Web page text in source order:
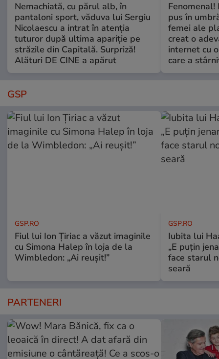
Nemachiată, cu părul alb, în
pantaloni sport, văduva lui Sergiu
Nicolaescu a intrat în atenția
tuturor după ultima apariție pe
străzile din Capitală. Surpriză!
Alături DE CINE a apărut
pus în
femei ale
creat o
internet cu
care a
GSP
GSP.RO
Fiul lui Ion Țiriac a văzut imaginile
cu Simona Halep în loja de la
Wimbledon: „Ai reușit!”
GSP.RO
Iubita lui
„E puțin
face starul
seară
PARTENERI